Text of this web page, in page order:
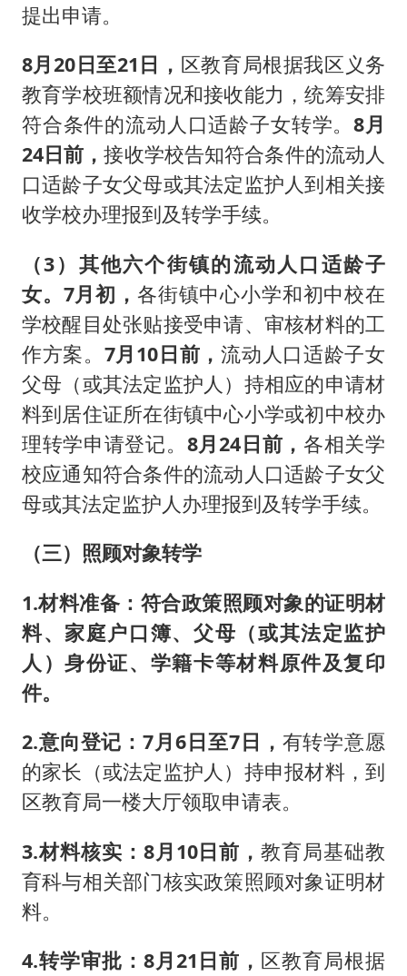
提出申请。
8月20日至21日， 区教育局根据我区义务
教育学校班额情况和接收能力，统筹安排
符合条件的流动人口适龄子女转学。8月
24日前，接收学校告知符合条件的流动人
口适龄子女父母或其法定监护人到相关接
收学校办理报到及转学手续。
（3）其他六个街镇的流动人口适龄子
女。 7月初， 各街镇中心小学和初中校在
学校醒目处张贴接受申请、审核材料的工
作方案。 7月10日前，流动人口适龄子女
父母（或其法定监护人）持相应的申请材
料到居住证所在街镇中心小学或初中校办
理转学申请登记。 8月24日前， 各相关学
校应通知符合条件的流动人口适龄子女父
母或其法定监护人办理报到及转学手续。
（三）照顾对象转学
1.材料准备： 符合政策照顾对象的证明材
料、家庭户口簿、父母（或其法定监护
人）身份证、学籍卡等材料原件及复印
件。
2.意向登记：7月6日至7日， 有转学意愿
的家长（或法定监护人）持申报材料，到
区教育局一楼大厅领取申请表。
3.材料核实： 8月10日前，教育局基础教
育科与相关部门核实政策照顾对象证明材
料。
4.转学审批： 8月21日前， 区教育局根据